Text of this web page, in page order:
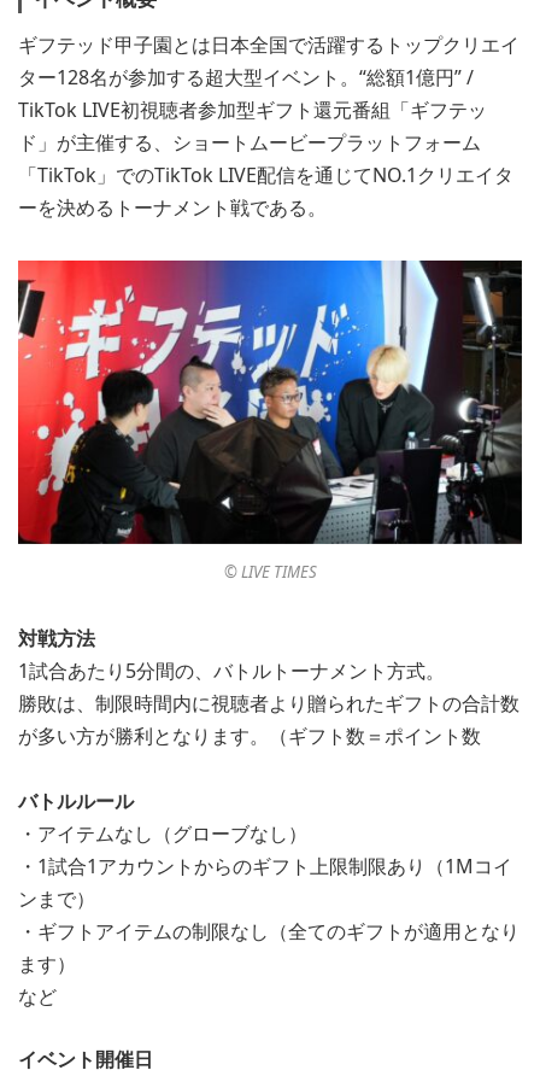
ギフテッド甲子園とは日本全国で活躍するトップクリエイ
ター128名が参加する超大型イベント。“総額1億円” /
TikTok LIVE初視聴者参加型ギフト還元番組「ギフテッ
ド」が主催する、ショートムービープラットフォーム
「TikTok」でのTikTok LIVE配信を通じてNO.1クリエイタ
ーを決めるトーナメント戦である。
©︎ LIVE TIMES
対戦方法
1試合あたり5分間の、バトルトーナメント方式。
勝敗は、制限時間内に視聴者より贈られたギフトの合計数
が多い方が勝利となります。（ギフト数＝ポイント数
バトルルール
・アイテムなし（グローブなし）
・1試合1アカウントからのギフト上限制限あり（1Mコイ
ンまで）
・ギフトアイテムの制限なし（全てのギフトが適用となり
ます）
など
イベント開催日